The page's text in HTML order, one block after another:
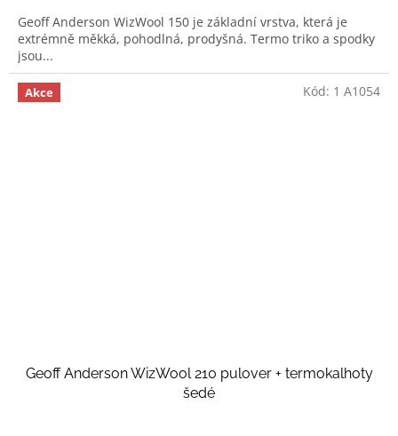
Geoff Anderson WizWool 150 je základní vrstva, která je
extrémně měkká, pohodlná, prodyšná. Termo triko a spodky
jsou...
Akce
Geoff Anderson WizWool 210 pulover + termokalhoty
šedé
Kód: 1 A1054